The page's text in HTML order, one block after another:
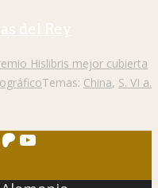
del Rey
Hislibris mejor cubierta
Temas: China, S. VI a.
YouTube